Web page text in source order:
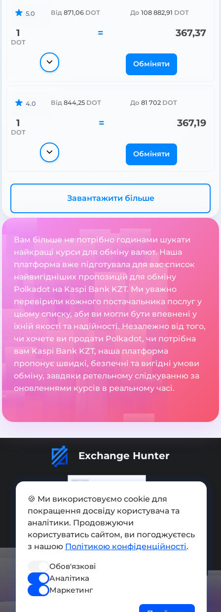
5.0 Від 871,06 DOT До 108 882,91 DOT
1
DOT
= 367,37
Обміняти
4.0 Від 844,25 DOT До 81 702 DOT
1
DOT
= 367,19
Обміняти
Завантажити більше
Вам більше не потрібно годинами шукати
найкращі курси для обміну валют. Наша
платформа вже підготувала для вас список
найвигідніших пропозицій для обміну
Polkadot на Kaspi Bank KZT. Ми уважно
перевірили кожного постачальника послуг у
цьому списку, аби ви могли бути впевнені у
їхній якості та надійності. Незалежно від того,
чи хочете ви продати Polkadot, чи потрібна
вам Kaspi Bank KZT, наша платформа
пропонує швидкі, безпечні та вигідні умови
обміну, завдяки ретельному слідкуванню за
оновленнями курсів в реальному часі.
Exchange Hunter
Додати обмінник
Мапа сайту
Press kit
Умови використання
🍪 Ми використовуємо cookie для
покращення досвіду користувача та
аналітики. Продовжуючи
користуватись сайтом, ви погоджуєтесь
з нашою Політикою конфіденційності.
Обов'язкові
Аналітика
Маркетинг